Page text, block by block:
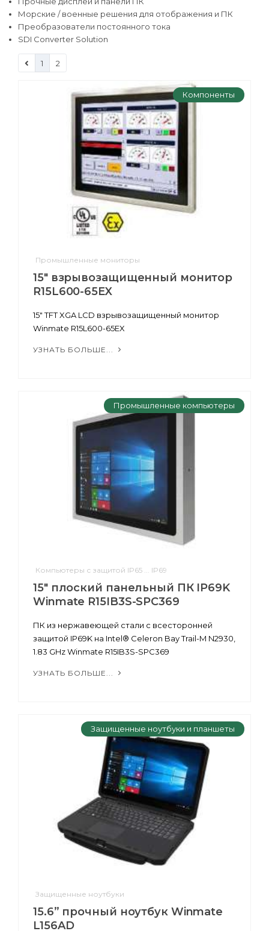
Морские / военные решения для отображения и ПК
Преобразователи постоянного тока
SDI Converter Solution
1 2
Компоненты
Промышленные мониторы
15" взрывозащищенный монитор
R15L600-65EX
15" TFT XGA LCD взрывозащищенный монитор
Winmate R15L600-65EX
УЗНАТЬ БОЛЬШЕ...
Промышленные компьютеры
Компьютеры с защитой IP65 ... IP69
15" плоский панельный ПК IP69K
Winmate R15IB3S-SPC369
ПК из нержавеющей стали с всесторонней
защитой IP69K на Intel® Celeron Bay Trail-M N2930,
1.83 GHz Winmate R15IB3S-SPC369
УЗНАТЬ БОЛЬШЕ...
Защищенные ноутбуки и планшеты
Защищенные ноутбуки
15.6” прочный ноутбук Winmate
L156AD